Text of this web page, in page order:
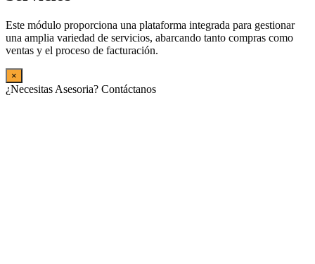
Este módulo proporciona una plataforma integrada para gestionar
una amplia variedad de servicios, abarcando tanto compras como
ventas y el proceso de facturación.
×
¿Necesitas Asesoria? Contáctanos